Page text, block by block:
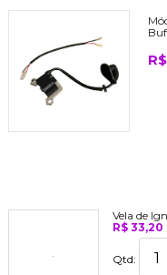
Vela de
R$ 33,20
Qtd: